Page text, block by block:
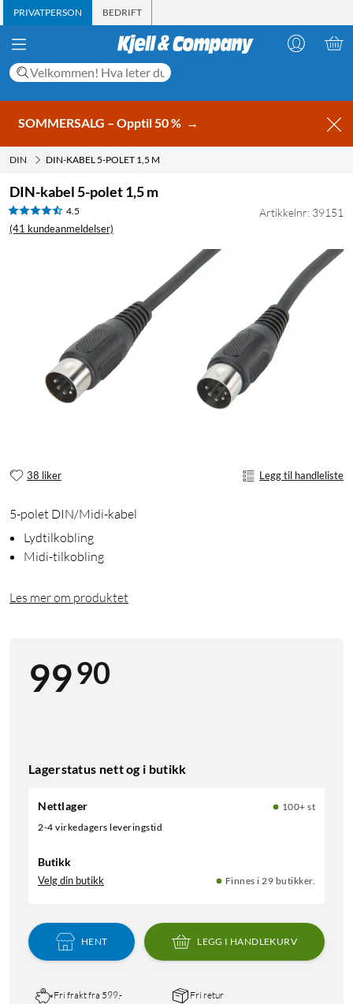
PRIVATPERSON BEDRIFT
SOMMERSALG – Opptil 50 % →
DIN DIN-KABEL 5-POLET 1,5 M
DIN-kabel 5-polet 1,5 m
4.5
(41 kundeanmeldelser)
Artikkelnr: 39151
38 liker Legg til handleliste
5-polet DIN/Midi-kabel
Lydtilkobling
Midi-tilkobling
Les mer om produktet
9990
Lagerstatus nett og i butikk
Nettlager
100+ st
2-4 virkedagers leveringstid
Butikk
Velg din butikk Finnes i 29 butikker.
HENT LEGG I HANDLEKURV
Fri frakt fra 599,- Fri retur